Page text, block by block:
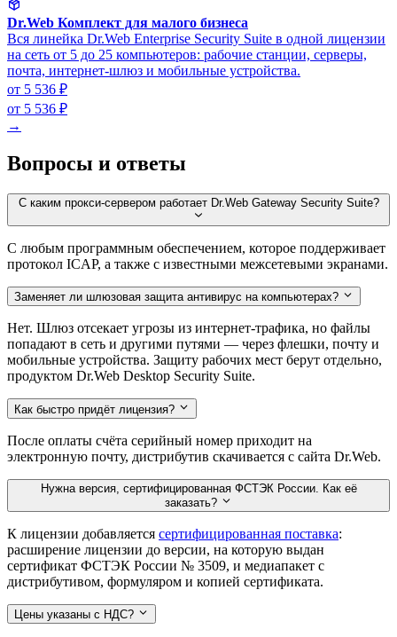
Dr.Web Комплект для малого бизнеса
Вся линейка Dr.Web Enterprise Security Suite в одной лицензии
на сеть от 5 до 25 компьютеров: рабочие станции, серверы,
почта, интернет-шлюз и мобильные устройства.
от 5 536 ₽
от 5 536 ₽
→
Вопросы и ответы
С каким прокси-сервером работает Dr.Web Gateway Security Suite?
С любым программным обеспечением, которое поддерживает
протокол ICAP, а также с известными межсетевыми экранами.
Заменяет ли шлюзовая защита антивирус на компьютерах?
Нет. Шлюз отсекает угрозы из интернет-трафика, но файлы
попадают в сеть и другими путями — через флешки, почту и
мобильные устройства. Защиту рабочих мест берут отдельно,
продуктом Dr.Web Desktop Security Suite.
Как быстро придёт лицензия?
После оплаты счёта серийный номер приходит на
электронную почту, дистрибутив скачивается с сайта Dr.Web.
Нужна версия, сертифицированная ФСТЭК России. Как её
заказать?
К лицензии добавляется сертифицированная поставка:
расширение лицензии до версии, на которую выдан
сертификат ФСТЭК России № 3509, и медиапакет с
дистрибутивом, формуляром и копией сертификата.
Цены указаны с НДС?